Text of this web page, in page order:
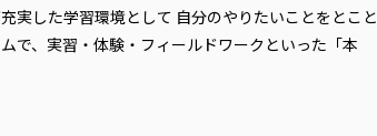
実した学習環境として 自分のやりたいことをとこと
で、実習・体験・フィールドワークといった「本